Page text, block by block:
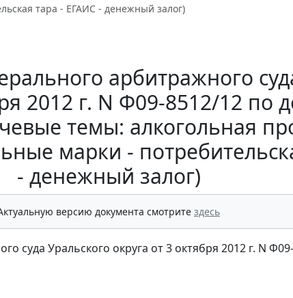
тара - ЕГАИС - денежный залог)
арбитражного
2012 г. N Ф09-8512/12 по
темы: алкогольная
марки -
- денежный залог)
версию документа смотрите здесь
суда Уральского округа от 3 октября 2012 г. N